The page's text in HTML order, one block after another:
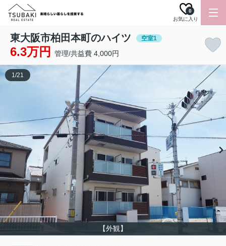
お気に入り
0
東大阪市柏田本町のハイツ 空室1
6.3万円 管理/共益費 4,000円
【外観】
1/21